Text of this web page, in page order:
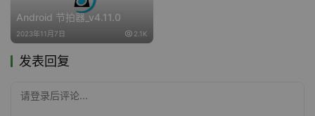
Android 节拍器_v4.11.0
2023年11月7日 2.1K
发表回复
请登录后评论...